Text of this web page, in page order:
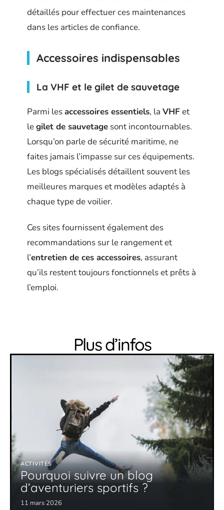
détaillés pour effectuer ces maintenances
dans les articles de confiance.
Accessoires indispensables
La VHF et le gilet de sauvetage
Parmi lesaccessoires essentiels, la VHFet
legilet de sauvetage sont incontournables.
Lorsqu’on parle de sécurité maritime, ne
faites jamais l’impasse sur ces équipements.
Les blogs spécialisés détaillent souvent les
meilleures marques et modèles adaptés à
chaque type de voilier.
Ces sites fournissent également des
recommandations sur le rangement et
l’entretien de ces accessoires, assurant
qu’ils restent toujours fonctionnels et prêts à
l’emploi.
Plus d’infos
ACTIVITÉS
Pourquoi suivre un blog
d’aventuriers sportifs ?
11 mars 2026